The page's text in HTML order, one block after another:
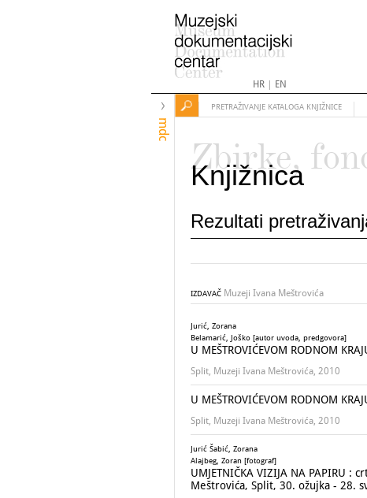
HR| EN
mdc
PRETRAŽIVANJE KATALOGA KNJIŽNICE
Zbirke,
Knjižnica
Rezultati
IZDAVAČ Muzeji Ivana Meštrovića
Jurić, Zorana
Belamarić, Joško [autor uvoda, predgovora]
U MEŠTROVIĆEVOM RODNOM
Split, Muzeji Ivana Meštrovića, 2010
U MEŠTROVIĆEVOM RODNOM
Split, Muzeji Ivana Meštrovića, 2010
Jurić Šabić, Zorana
Alajbeg, Zoran [fotograf]
UMJETNIČKA VIZIJA NA PAPIRU
Meštrovića, Split, 30. ožujka - 28.